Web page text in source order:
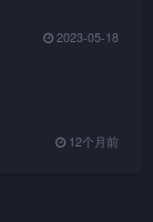
2023-05-18
12个月前